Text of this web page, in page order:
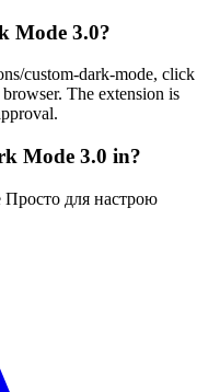
Mode 3.0?
custom-dark-mode, click
The extension is
Mode 3.0 in?
Просто для настрою